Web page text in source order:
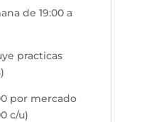
de 19:00 a
practicas
por mercado
c/u)